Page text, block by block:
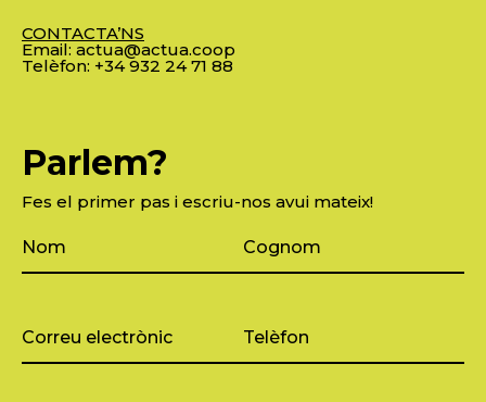
CONTACTA’NS
Email: actua@actua.coop
Telèfon: +34 932 24 71 88
Parlem?
Fes el primer pas i escriu-nos avui mateix!